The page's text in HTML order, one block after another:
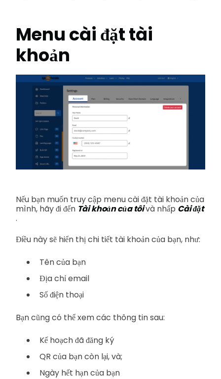
Menu cài đặt tài
khoản
Nếu bạn muốn truy cập menu cài đặt tài khoản của
mình, hãy đi đến Tài khoản của tôivà nhấp Cài đặt
.
Điều này sẽ hiển thị chi tiết tài khoản của bạn, như:
Tên của bạn
Địa chỉ email
Số điện thoại
Bạn cũng có thể xem các thông tin sau:
Kế hoạch đã đăng ký
QR của bạn còn lại, và;
Ngày hết hạn của bạn